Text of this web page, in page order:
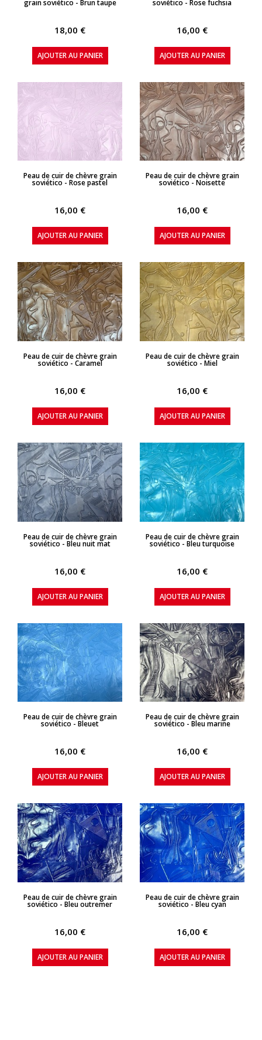
grain soviético - Brun taupe
18,00 €
AJOUTER AU PANIER
soviético - Rose fuchsia
16,00 €
AJOUTER AU PANIER
APERÇU RAPIDE
Peau de cuir de chèvre grain
soviético - Rose pastel
16,00 €
AJOUTER AU PANIER
APERÇU RAPIDE
Peau de cuir de chèvre grain
soviético - Noisette
16,00 €
AJOUTER AU PANIER
APERÇU RAPIDE
Peau de cuir de chèvre grain
soviético - Caramel
16,00 €
AJOUTER AU PANIER
APERÇU RAPIDE
Peau de cuir de chèvre grain
soviético - Miel
16,00 €
AJOUTER AU PANIER
APERÇU RAPIDE
Peau de cuir de chèvre grain
soviético - Bleu nuit mat
16,00 €
AJOUTER AU PANIER
APERÇU RAPIDE
Peau de cuir de chèvre grain
soviético - Bleu turquoise
16,00 €
AJOUTER AU PANIER
APERÇU RAPIDE
Peau de cuir de chèvre grain
soviético - Bleuet
16,00 €
AJOUTER AU PANIER
APERÇU RAPIDE
Peau de cuir de chèvre grain
soviético - Bleu marine
16,00 €
AJOUTER AU PANIER
APERÇU RAPIDE
Peau de cuir de chèvre grain
soviético - Bleu outremer
16,00 €
AJOUTER AU PANIER
APERÇU RAPIDE
Peau de cuir de chèvre grain
soviético - Bleu cyan
16,00 €
AJOUTER AU PANIER